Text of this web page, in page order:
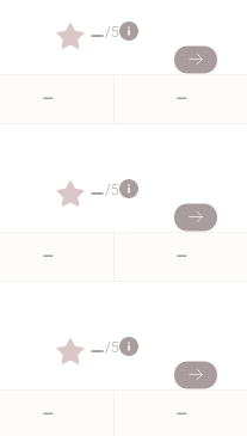
–/5
– –
–/5
– –
–/5
– –